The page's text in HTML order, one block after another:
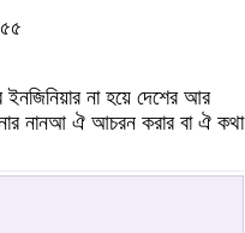
ইনজিনিয়ার না হয়ে দেশের আর
নানআ ঐ আচরন করার বা ঐ কথা